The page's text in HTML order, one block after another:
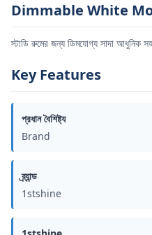
Dimmable White
স্টাডি রুমের জন্য ডিমযোগ্য সাদা আধুনিক
Key Features
প্রধান বৈশিষ্ট্য
Brand
ব্র্যান্ড
1stshine